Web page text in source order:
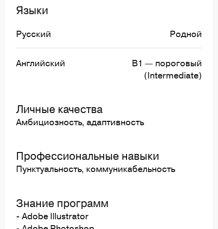
Языки
Русский Родной
Английский
B1 — пороговый
(Intermediate)
Личные качества
Амбициозность, адаптивность
Профессиональные навыки
Пунктуальность, коммуникабельность
Знание программ
- Adobe Illustrator